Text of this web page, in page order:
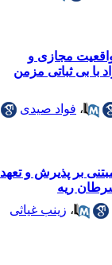
مجازی و
با بی ثباتی مزمن
،فواد صیدی
بر پذیرش و تعهد
ریه
،زینب غیاثی